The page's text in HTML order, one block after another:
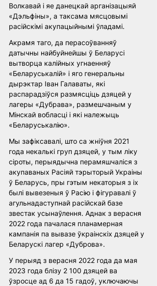
Волкавай і яе данецкай арганізацыяй
«Дэльфіны», а таксама мясцовымі
расійскімі акупацыйнымі ўладамі.
Акрамя таго, да перасоўванняў
датычны найбуйнейшы ў Беларусі
вытворца калійных угнаенняў
«Беларуськалій» і яго генеральны
дырэктар Іван Галаваты, які
распарадзіўся размясціць дзяцей у
лагеры «Дубрава», размешчаным у
Мінскай вобласці і які належыць
«Беларуськалію».
Мы зафіксавалі, што са жніўня 2021
года некалькі груп дзяцей, у тым ліку
сіроты, перыядычна перамяшчаліся з
акупаваных Расіяй тэрыторый Украіны
ў Беларусь, пры гэтым некаторыя з іх
былі вывезеныя ў Расію і фігуравалі ў
агульнадаступнай расійскай базе
звестак усынаўлення. Аднак з верасня
2022 года пачалася планамерная
кампанія па вывазе ўкраінскіх дзяцей у
Беларускі лагер «Дуброва».
У перыяд з верасня 2022 года да мая
2023 года блізу 2 100 дзяцей ва
ўзросце ад 6 да 15 гадоў, уключаючы